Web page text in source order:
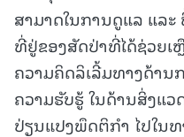
ສາມາດໃນການດູແລ ແລ
ທີ່ຢູ່ຂອງສັດປ່າທີ່ໄດ້ຊ່ວຍເ
ຄວາມຄິດລິເລີ້ມທາງດ້າ
ຄວາມຮັບຮູ້ ໃນດ້ານສິ່ງແວ
ປ່ຽນແປງພຶດຕິກຳ ໄປໃນ